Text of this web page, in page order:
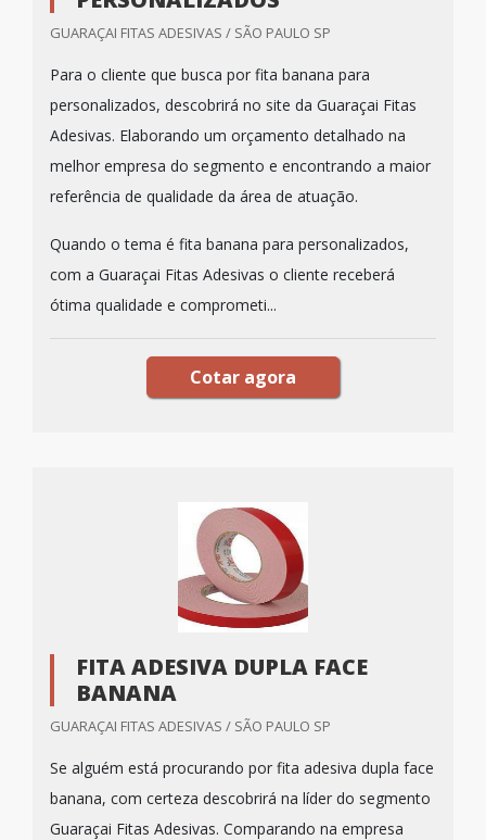
GUARAÇAI FITAS ADESIVAS / SÃO PAULO SP
Para o cliente que busca por fita banana para
personalizados, descobrirá no site da Guaraçai Fitas
Adesivas. Elaborando um orçamento detalhado na
melhor empresa do segmento e encontrando a maior
referência de qualidade da área de atuação.
Quando o tema é fita banana para personalizados,
com a Guaraçai Fitas Adesivas o cliente receberá
ótima qualidade e comprometi...
Cotar agora
FITA ADESIVA DUPLA FACE
BANANA
GUARAÇAI FITAS ADESIVAS / SÃO PAULO SP
Se alguém está procurando por fita adesiva dupla face
banana, com certeza descobrirá na líder do segmento
Guaraçai Fitas Adesivas. Comparando na empresa